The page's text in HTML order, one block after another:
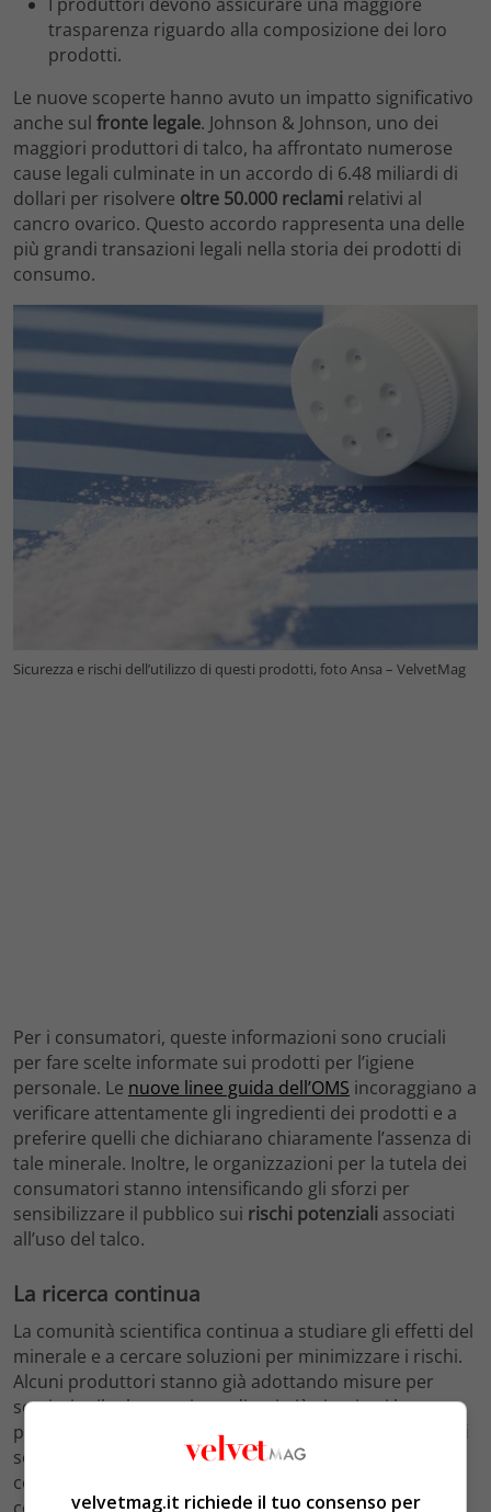
trasparenza riguardo alla composizione dei loro
prodotti.
Le nuove scoperte hanno avuto un impatto significativo
anche sul fronte legale. Johnson & Johnson, uno dei
maggiori produttori di talco, ha affrontato numerose
cause legali culminate in un accordo di 6.48 miliardi di
dollari per risolvere oltre 50.000 reclami relativi al
cancro ovarico. Questo accordo rappresenta una delle
più grandi transazioni legali nella storia dei prodotti di
consumo.
Sicurezza e rischi dell’utilizzo di questi prodotti, foto Ansa – VelvetMag
Per i consumatori, queste informazioni sono cruciali
per fare scelte informate sui prodotti per l’igiene
personale. Le nuove linee guida dell’OMS incoraggiano a
verificare attentamente gli ingredienti dei prodotti e a
preferire quelli che dichiarano chiaramente l’assenza di
tale minerale. Inoltre, le organizzazioni per la tutela dei
consumatori stanno intensificando gli sforzi per
sensibilizzare il pubblico sui rischi potenziali associati
all’uso del talco.
La ricerca continua
La comunità scientifica continua a studiare gli effetti del
minerale e a cercare soluzioni per minimizzare i rischi.
Alcuni produttori stanno già adottando misure per
sostituire il talco con ingredienti più sicuri nei loro
prodotti. La trasparenza e la
sicurezza degli ingredienti
sono diventati punti focali per il futuro del settore
cosmetico, con una crescente domanda da parte dei
velvetmag.it richiede il tuo consenso per